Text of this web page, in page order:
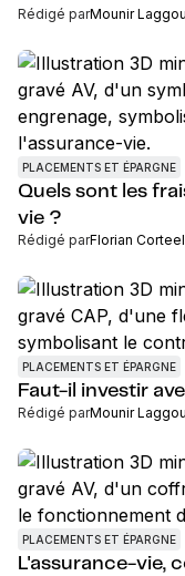
Rédigé parMounir
PLACEMENTS ET ÉPARGNE
Quels sont les
vie ?
Rédigé parFlorian Corteel
PLACEMENTS ET ÉPARGNE
Faut-il investir
Rédigé parMounir
PLACEMENTS ET ÉPARGNE
L'assurance-vie,